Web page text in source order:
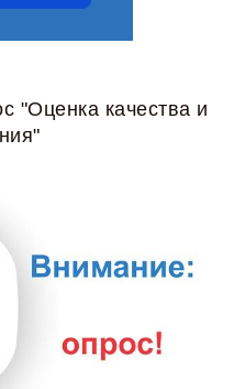
"Оценка качества и